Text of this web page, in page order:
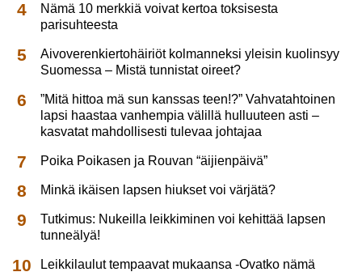
Nämä 10 merkkiä voivat kertoa toksisesta
parisuhteesta
Aivoverenkiertohäiriöt kolmanneksi yleisin kuolinsyy
Suomessa – Mistä tunnistat oireet?
”Mitä hittoa mä sun kanssas teen!?” Vahvatahtoinen
lapsi haastaa vanhempia välillä hulluuteen asti –
kasvatat mahdollisesti tulevaa johtajaa
Poika Poikasen ja Rouvan “äijienpäivä”
Minkä ikäisen lapsen hiukset voi värjätä?
Tutkimus: Nukeilla leikkiminen voi kehittää lapsen
tunneälyä!
Leikkilaulut tempaavat mukaansa -Ovatko nämä